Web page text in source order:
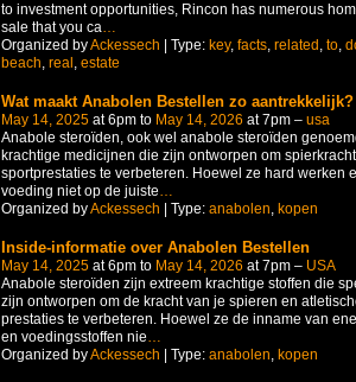
to investment opportunities, Rincon has numerous
sale that you ca…
Organized byAckessech | Type: key, facts, related , to,
beach, real , estate
Wat maakt Anabolen Bestellen zo aantrekkelijk?
May 14, 2025at 6pm to May 14, 2026 at 7pm – usa
Anabole steroïden, ook wel anabole steroïden
krachtige medicijnen die zijn ontworpen om
sportprestaties te verbeteren. Hoewel ze hard werken
voeding niet op de juiste…
Organized byAckessech | Type: anabolen, kopen
Inside-informatie over Anabolen Bestellen
May 14, 2025at 6pm to May 14, 2026 at 7pm – USA
Anabole steroïden zijn extreem krachtige stoffen die
zijn ontworpen om de kracht van je spieren en
prestaties te verbeteren. Hoewel ze de inname van
en voedingsstoffen nie
Organized byAckessech | Type: anabolen kopen